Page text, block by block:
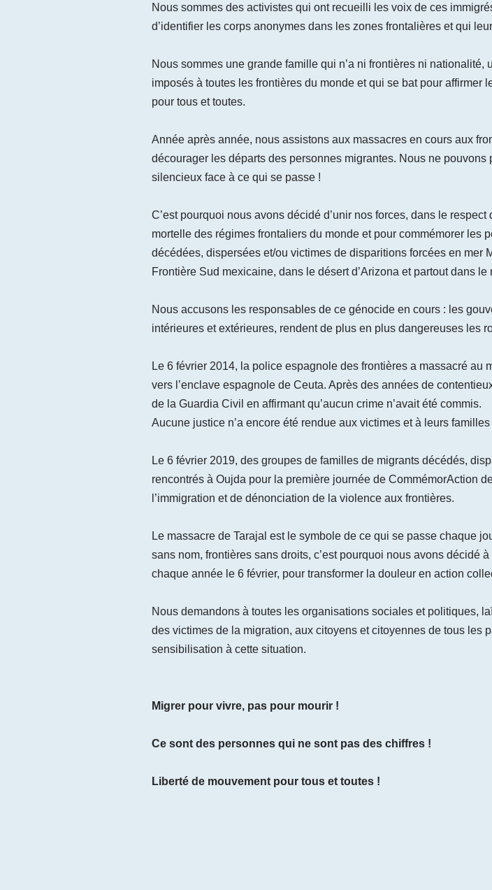
Nous sommes des activistes qui ont recueilli les voix de ces
d’identifier les corps anonymes dans les zones frontalières et qui
Nous sommes une grande famille qui n’a ni frontières ni
imposés à toutes les frontières du monde et qui se bat pour
pour tous et toutes.
Année après année, nous assistons aux massacres en cours aux
décourager les départs des personnes migrantes. Nous ne
silencieux face à ce qui se passe !
C’est pourquoi nous avons décidé d’unir nos forces, dans le
mortelle des régimes frontaliers du monde et pour commémorer les
décédées, dispersées et/ou victimes de disparitions forcées en mer
Frontière Sud mexicaine, dans le désert d’Arizona et partout dans le
Nous accusons les responsables de ce génocide en cours : les
intérieures et extérieures, rendent de plus en plus dangereuses les
Le 6 février 2014, la police espagnole des frontières a massacré au
vers l’enclave espagnole de Ceuta. Après des années de
de la Guardia Civil en affirmant qu’aucun crime n’avait été commis.
Aucune justice n’a encore été rendue aux victimes et à leurs familles
Le 6 février 2019, des groupes de familles de migrants décédés,
rencontrés à Oujda pour la première journée de CommémorAction
l’immigration et de dénonciation de la violence aux frontières.
Le massacre de Tarajal est le symbole de ce qui se passe chaque
sans nom, frontières sans droits, c’est pourquoi nous avons décidé
chaque année le 6 février, pour transformer la douleur en action
Nous demandons à toutes les organisations sociales et politiques,
des victimes de la migration, aux citoyens et citoyennes de tous les
sensibilisation à cette situation.
Migrer pour vivre, pas pour mourir !
Ce sont des personnes qui ne sont pas des chiffres !
Liberté de mouvement pour tous et toutes !